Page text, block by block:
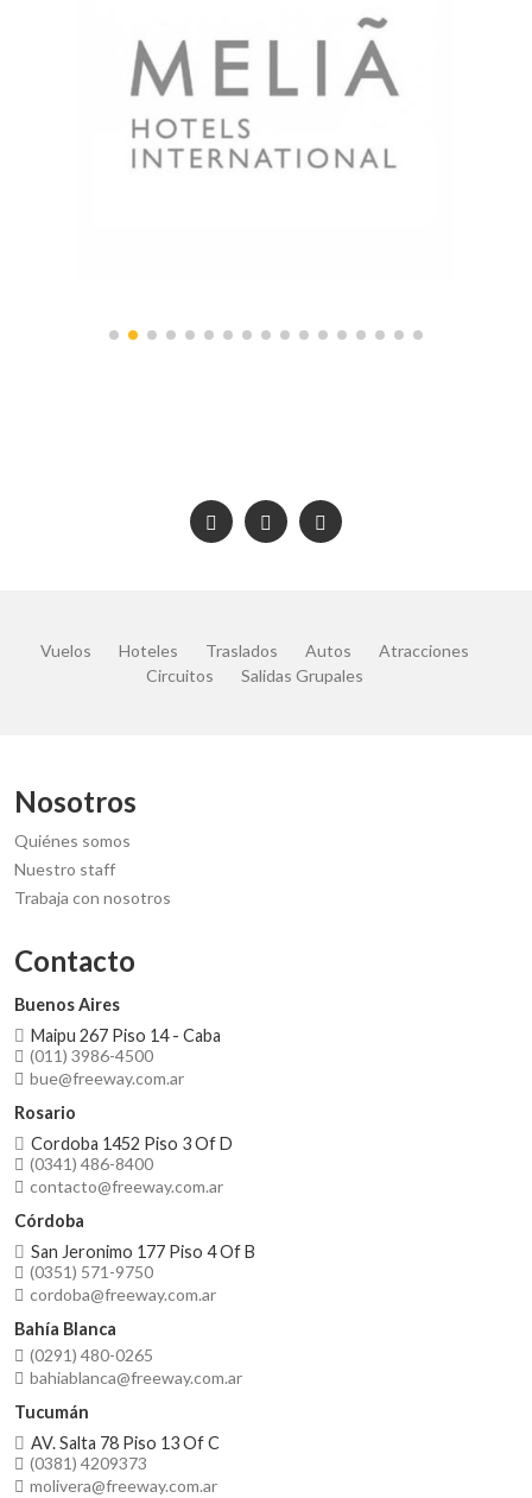
Vuelos Hoteles Traslados Autos
Atracciones
Circuitos
Salidas Grupales
Nosotros
Quiénes somos
Nuestro staff
Trabaja con nosotros
Contacto
Buenos Aires
Maipu 267 Piso 14 - Caba
(011) 3986-4500
bue@freeway.com.ar
Rosario
Cordoba 1452 Piso 3 Of D
(0341) 486-8400
contacto@freeway.com.ar
Córdoba
San Jeronimo 177 Piso 4 Of B
(0351) 571-9750
cordoba@freeway.com.ar
Bahía Blanca
(0291) 480-0265
bahiablanca@freeway.com.ar
Tucumán
AV. Salta 78 Piso 13 Of C
(0381) 4209373
molivera@freeway.com.ar